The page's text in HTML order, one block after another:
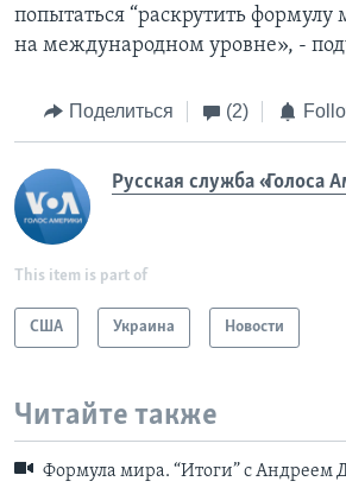
попытаться “раскрутить формулу
на международном уровне», -
Поделиться (2)
Русская служба «Голоса
This item is part of
США Украина Новости
Читайте также
Формула мира. “Итоги” с Андреем